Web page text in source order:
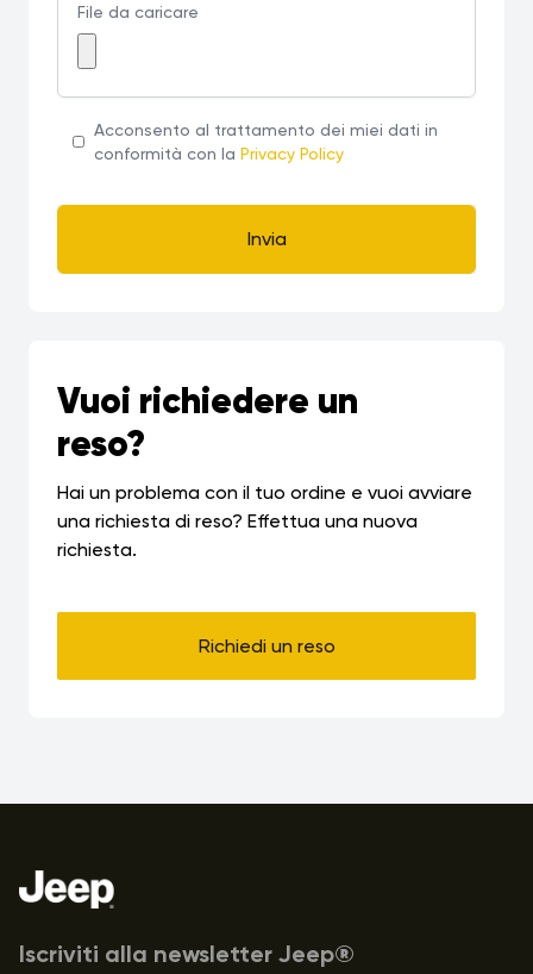
File da caricare
Acconsento al trattamento dei miei dati in
conformità con la Privacy Policy
Invia
Vuoi richiedere un
reso?
Hai un problema con il tuo ordine e vuoi avviare
una richiesta di reso? Effettua una nuova
richiesta.
Richiedi un reso
Iscriviti alla newsletter Jeep®